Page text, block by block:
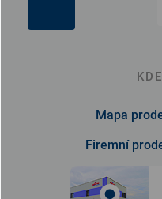
Mapa
Firemní